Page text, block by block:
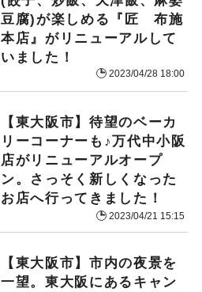
豆腐)が楽しめる『匠 布施
本店』がリニューアルして
いました！
2023/04/28 18:00
【東大阪市】待望のベーカ
リーコーナーも♪万代中小阪
店がリニューアルオープ
ン。さっそく新しくなった
お店へ行ってきました！
2023/04/21 15:15
【東大阪市】市内の夜景を
一望。東大阪にあるキャン